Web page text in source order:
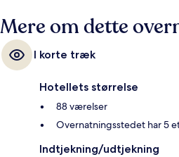
Mere om dette
I korte træk
Hotellets størrelse
88 værelser
Overnatningsstedet har 5
Indtjekning/udtjekning